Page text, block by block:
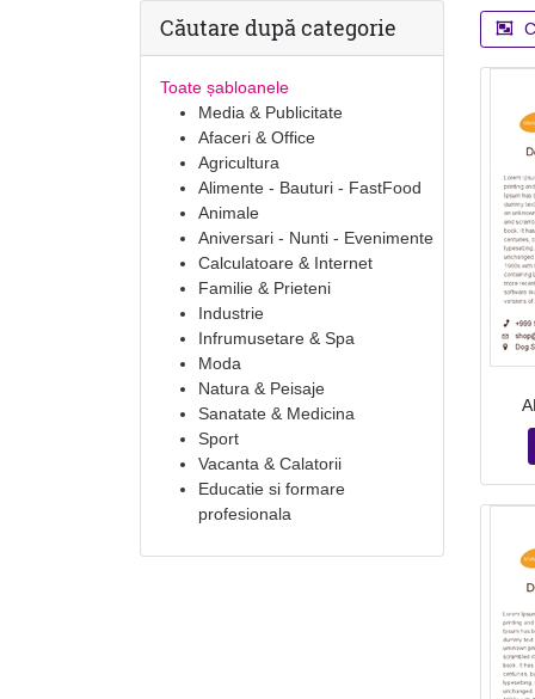
Căutare după categorie
Toate șabloanele
Media & Publicitate
Afaceri & Office
Agricultura
Alimente - Bauturi - FastFood
Animale
Aniversari - Nunti - Evenimente
Calculatoare & Internet
Familie & Prieteni
Industrie
Infrumusetare & Spa
Moda
Natura & Peisaje
Sanatate & Medicina
Sport
Vacanta & Calatorii
Educatie si formare
profesionala